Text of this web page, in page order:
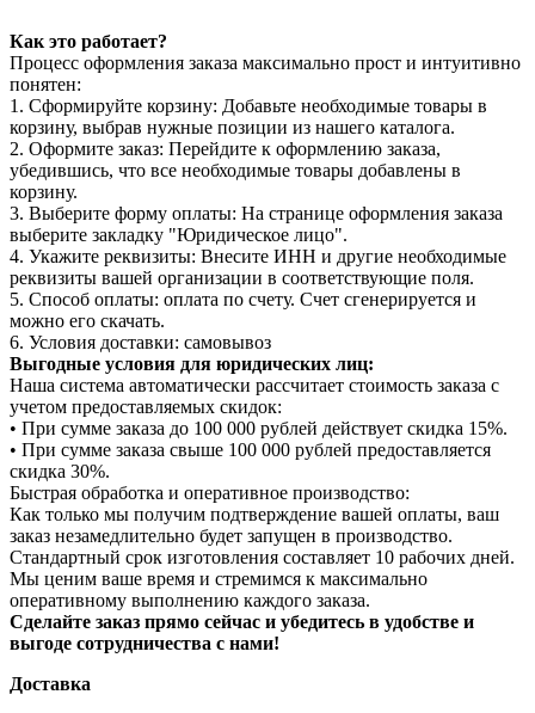
Как это работает?
Процесс оформления заказа максимально прост и интуитивно
понятен:
1. Сформируйте корзину: Добавьте необходимые товары в
корзину, выбрав нужные позиции из нашего каталога.
2. Оформите заказ: Перейдите к оформлению заказа,
убедившись, что все необходимые товары добавлены в
корзину.
3. Выберите форму оплаты: На странице оформления заказа
выберите закладку "Юридическое лицо".
4. Укажите реквизиты: Внесите ИНН и другие необходимые
реквизиты вашей организации в соответствующие поля.
5. Способ оплаты: оплата по счету. Счет сгенерируется и
можно его скачать.
6. Условия доставки: самовывоз
Выгодные условия для юридических лиц:
Наша система автоматически рассчитает стоимость заказа с
учетом предоставляемых скидок:
• При сумме заказа до 100 000 рублей действует скидка 15%.
• При сумме заказа свыше 100 000 рублей предоставляется
скидка 30%.
Быстрая обработка и оперативное производство:
Как только мы получим подтверждение вашей оплаты, ваш
заказ незамедлительно будет запущен в производство.
Стандартный срок изготовления составляет 10 рабочих дней.
Мы ценим ваше время и стремимся к максимально
оперативному выполнению каждого заказа.
Сделайте заказ прямо сейчас и убедитесь в удобстве и
выгоде сотрудничества с нами!
Доставка